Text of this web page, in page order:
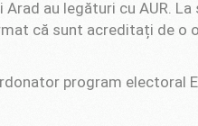
Arad au legături cu AUR.
că sunt acreditați de o
program electoral